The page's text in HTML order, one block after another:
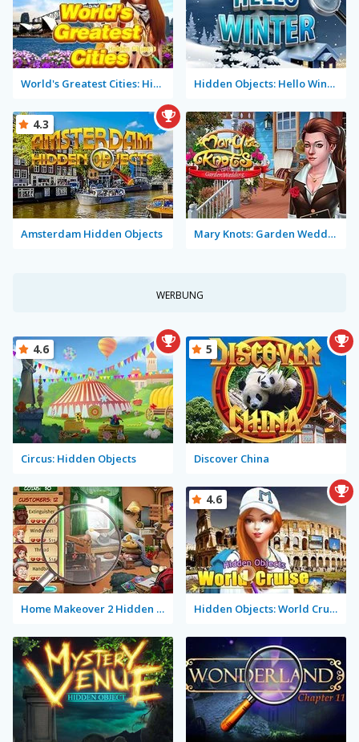
World's Greatest Cities: Hidden Objects Hidden Objects: Hello Winter
Amsterdam Hidden Objects
4.3
Mary Knots: Garden Wedding
WERBUNG
Circus: Hidden Objects
4.6
Discover China
5
Home Makeover 2 Hidden Object Hidden Objects: World Cruise
4.6